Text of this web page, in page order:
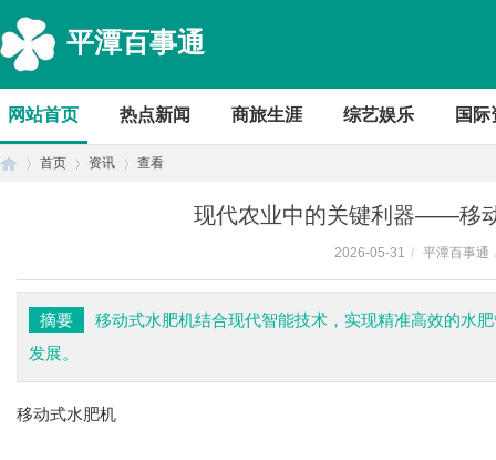
平潭百事通
网站首页 热点新闻 商旅生涯 综艺娱乐 国际
首页 资讯 查看
现代农业中的关键利器——移
2026-05-31 / 平潭百事通
摘要
移动式水肥机结合现代智能技术，实现精准高效的水
发展。
移动式水肥机